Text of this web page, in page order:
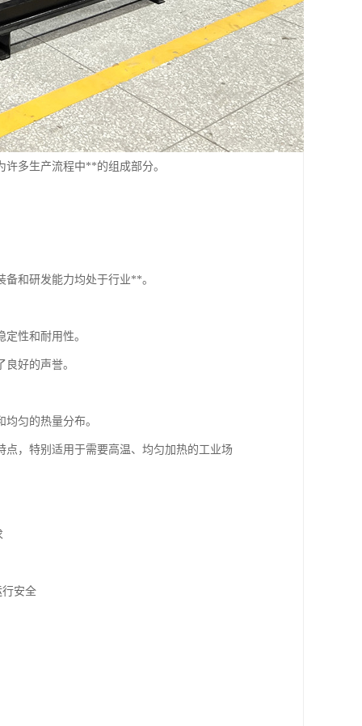
多生产流程中**的组成部分。
和研发能力均处于行业**。
性和耐用性。
好的声誉。
匀的热量分布。
，特别适用于需要高温、均匀加热的工业场
安全